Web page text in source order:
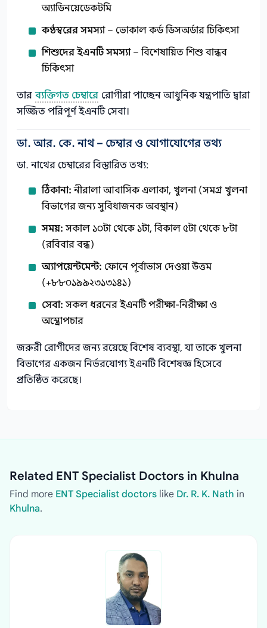
অ্যাডিনয়েডেকটমি
কণ্ঠস্বরের সমস্যা– ভোকাল কর্ড ডিসঅর্ডার চিকিৎসা
শিশুদের ইএনটি সমস্যা– বিশেষায়িত শিশু বান্ধব
চিকিৎসা
তার ব্যক্তিগত চেম্বারে রোগীরা পাচ্ছেন আধুনিক যন্ত্রপাতি দ্বারা
সজ্জিত পরিপূর্ণ ইএনটি সেবা।
ডা. আর. কে. নাথ – চেম্বার ও যোগাযোগের তথ্য
ডা. নাথের চেম্বারের বিস্তারিত তথ্য:
ঠিকানা: নীরালা আবাসিক এলাকা, খুলনা (সমগ্র খুলনা
বিভাগের জন্য সুবিধাজনক অবস্থান)
সময়: সকাল ১০টা থেকে ১টা, বিকাল ৫টা থেকে ৮টা
(রবিবার বন্ধ)
অ্যাপয়েন্টমেন্ট: ফোনে পূর্বাভাস দেওয়া উত্তম
(+৮৮০১৯৯২৩১৩১৪১)
সেবা: সকল ধরনের ইএনটি পরীক্ষা-নিরীক্ষা ও
অস্ত্রোপচার
জরুরী রোগীদের জন্য রয়েছে বিশেষ ব্যবস্থা, যা তাকে খুলনা
বিভাগের একজন নির্ভরযোগ্য ইএনটি বিশেষজ্ঞ হিসেবে
প্রতিষ্ঠিত করেছে।
Related ENT Specialist Doctors in Khulna
Find more ENT Specialist doctors like Dr. R. K. Nath in
Khulna.